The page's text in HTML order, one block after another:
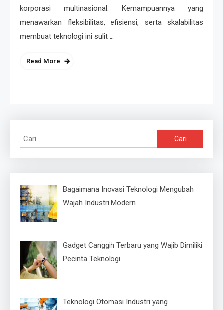
korporasi multinasional. Kemampuannya yang
menawarkan fleksibilitas, efisiensi, serta skalabilitas
membuat teknologi ini sulit …
Read More
untuk:
Bagaimana Inovasi Teknologi Mengubah
Wajah Industri Modern
Gadget Canggih Terbaru yang Wajib Dimiliki
Pecinta Teknologi
Teknologi Otomasi Industri yang